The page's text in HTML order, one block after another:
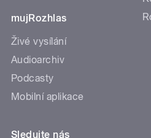
mujRozhlas
Živé vysílání
Audioarchiv
Podcasty
Mobilní aplikace
Sledujte nás